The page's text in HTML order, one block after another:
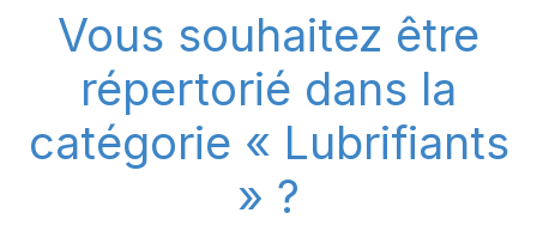
Vous souhaitez être
répertorié dans la
catégorie « Lubrifiants
» ?